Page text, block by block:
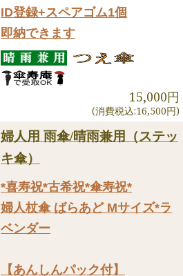
ID登録+スペアゴム1個
即納できます
15,000円
(消費税込:16,500円)
婦人用 雨傘/晴雨兼用（ステッ
キ傘）
*喜寿祝*古希祝*傘寿祝*
婦人杖傘 ばらあど Mサイズ*ラ
ベンダー
【あんしんパック付】